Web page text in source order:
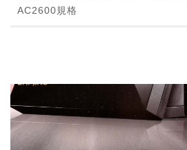
AC2600規格